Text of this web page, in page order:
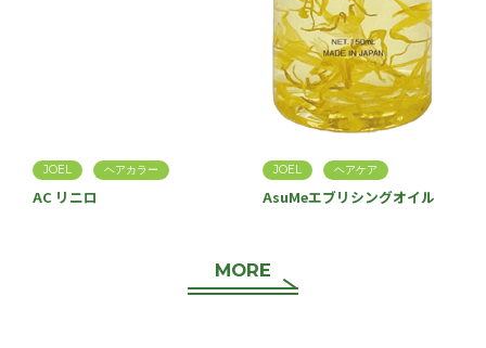
JOEL ヘアカラー
AC リニロ
JOEL ヘアケア
AsuMeエブリシングオイル
MORE